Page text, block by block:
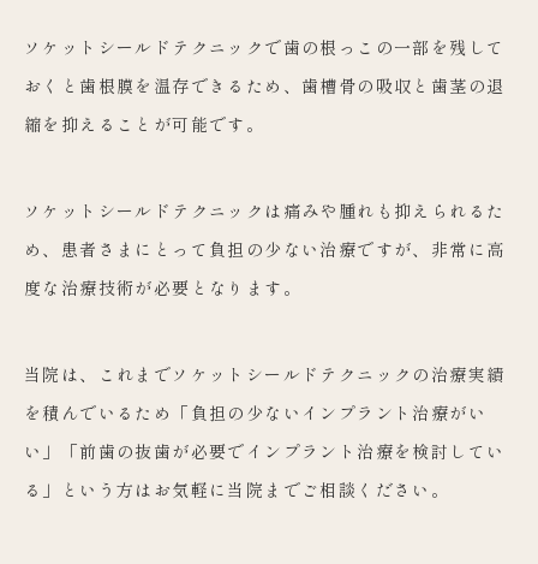
ソケットシールドテクニックで歯の根っこの一部を残して
おくと歯根膜を温存できるため、歯槽骨の吸収と歯茎の退
縮を抑えることが可能です。
ソケットシールドテクニックは痛みや腫れも抑えられるた
め、患者さまにとって負担の少ない治療ですが、非常に高
度な治療技術が必要となります。
当院は、これまでソケットシールドテクニックの治療実績
を積んでいるため「負担の少ないインプラント治療がい
い」「前歯の抜歯が必要でインプラント治療を検討してい
る」という方はお気軽に当院までご相談ください。